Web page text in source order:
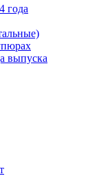
года
выпуска